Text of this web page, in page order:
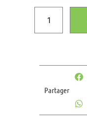
Partager